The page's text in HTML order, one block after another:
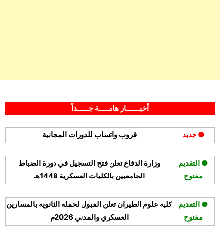
أخبـــــــار هامـــــة جــــــداً
● جديد قروب واتساب للدورات المجانية
● التقديم
مفتوح
وزارة الدفاع تعلن فتح التسجيل في دورة الضباط
الجامعيين بالكليات العسكرية 1448هـ
● التقديم
مفتوح
كلية علوم الطيران تعلن القبول لحملة الثانوية بالمسارين
العسكري والمدني 2026م